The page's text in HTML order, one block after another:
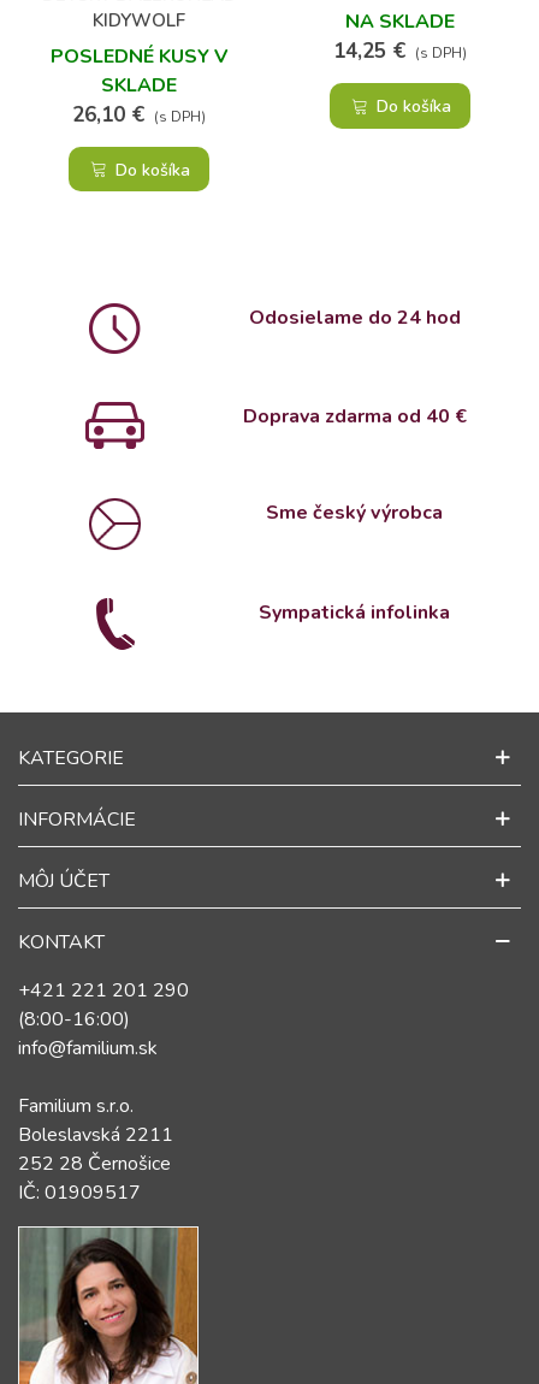
KIDYWOLF
POSLEDNÉ KUSY V
SKLADE
26,10 € (s DPH)
Do košíka
NA SKLADE
14,25 € (s DPH)
Do košíka
Odosielame do 24 hod
Doprava zdarma od 40 €
Sme český výrobca
Sympatická infolinka
KATEGORIE
INFORMÁCIE
MÔJ ÚČET
KONTAKT
+421 221 201 290
(8:00-16:00)
info@familium.sk
Familium s.r.o.
Boleslavská 2211
252 28 Černošice
IČ: 01909517